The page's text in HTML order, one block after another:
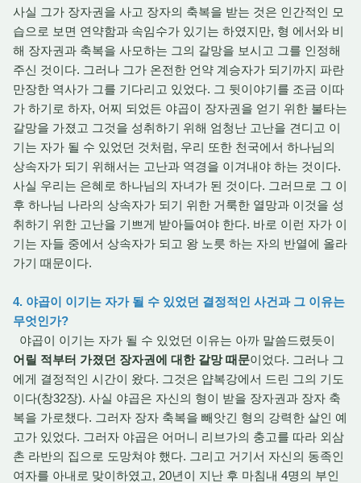
사실 그가 장자권을 사고 장자의 축복을 받는 것은 인간적인 모
습으로 보면 연약함과 속임수가 있기는 하였지만, 형 에서와 비
해 장자권과 축복을 사모하는 그의 갈망을 보시고 그를 인정해
주신 것이다. 그러나 그가 온전한 언약 계승자가 되기까지 파란
만장한 역사가 그를 기다리고 있었다. 그 뒷이야기를 조금 이따
가 하기로 하자, 어찌 되었든 야곱이 장자권을 얻기 위한 불타는
갈망을 가졌고 그것을 성취하기 위해 엄청난 고난을 견디고 이
기는 자가 될 수 있었던 것처럼, 우리 또한 천국에서 하나님의
상속자가 되기 위해서는 고난과 역경을 이겨내야 하는 것이다.
사실 우리는 은혜로 하나님의 자녀가 된 것이다. 그러므로 그 이
후 하나님 나라의 상속자가 되기 위한 거룩한 열망과 이것을 성
취하기 위한 고난을 기쁘게 받아들여야 한다. 바로 이런 자가 이
기는 자들 중에서 상속자가 되고 왕 노릇 하는 자의 반열에 올라
가기 때문이다.
4. 야곱이 이기는 자가 될 수 있었던 결정적인 사건과 그 이유는
무엇인가?
야곱이 이기는 자가 될 수 있었던 이유는 아까 말씀드렸듯이
어릴 적부터 가졌던 장자권에 대한 갈망 때문이었다. 그러나 그
에게 결정적인 시간이 왔다. 그것은 얍복강에서 드린 그의 기도
이다(창32장). 사실 야곱은 자신의 형이 받을 장자권과 장자 축
복을 가로챘다. 그러자 장자 축복을 빼앗긴 형의 강력한 살인 예
고가 있었다. 그러자 야곱은 어머니 리브가의 충고를 따라 외삼
촌 라반의 집으로 도망쳐야 했다. 그리고 거기서 자신의 동족인
여자를 아내로 맞이하였고, 20년이 지난 후 마침내 4명의 부인